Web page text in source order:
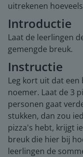
uitrekenen
Introductie
Laat de leerlingen
gemengde breuk.
Instructie
Leg kort uit dat
noemer. Laat de 3
personen gaat
stukken, dan zou
pizza's hebt, krijgt
breuk die hier bij
leerlingen de